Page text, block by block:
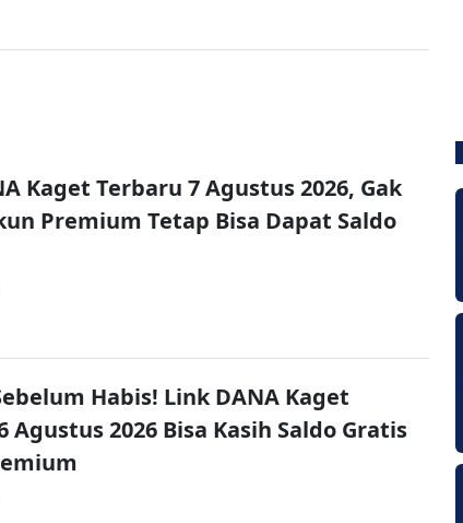
Kaget Terbaru 7 Agustus 2026, Gak
Premium Tetap Bisa Dapat Saldo
Habis! Link DANA Kaget
Agustus 2026 Bisa Kasih Saldo Gratis